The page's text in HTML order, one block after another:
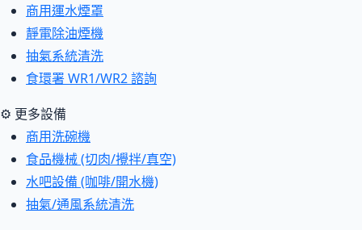
商用運水煙罩
靜電除油煙機
抽氣系統清洗
食環署 WR1/WR2 諮詢
⚙ 更多設備
商用洗碗機
食品機械 (切肉/攪拌/真空)
水吧設備 (咖啡/開水機)
抽氣/通風系統清洗